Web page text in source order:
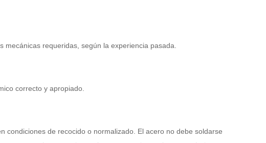
requeridas, según la experiencia pasada.
correcto y apropiado.
condiciones de recocido o normalizado. El acero no debe soldarse